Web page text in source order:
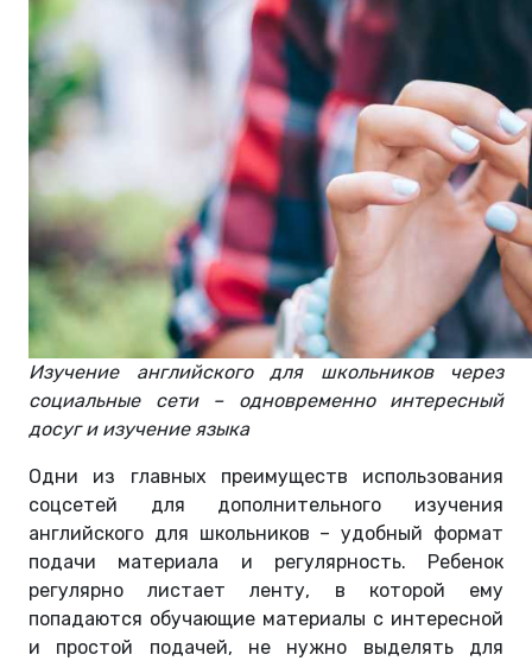
Изучение английского для школьников через
социальные сети – одновременно интересный
досуг и изучение языка
Одни из главных преимуществ использования
соцсетей для дополнительного изучения
английского для школьников – удобный формат
подачи материала и регулярность. Ребенок
регулярно листает ленту, в которой ему
попадаются обучающие материалы с интересной
и простой подачей, не нужно выделять для